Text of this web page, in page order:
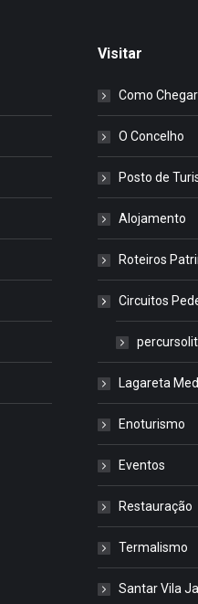
Visitar
Como Chegar
O Concelho
Posto de
Alojamento
Roteiros
Circuitos
Lagareta
Enoturismo
Eventos
Restauração
Termalismo
Santar Vila